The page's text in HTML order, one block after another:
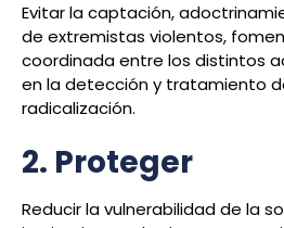
Evitar la captación,
de extremistas violentos,
coordinada entre los distintos
en la detección y tratamiento
radicalización.
2. Proteger
Reducir la vulnerabilidad de la